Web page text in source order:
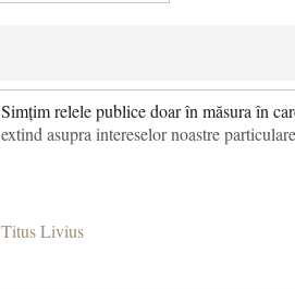
Simțim relele publice doar în măsura în
extind asupra intereselor noastre
Titus Livius